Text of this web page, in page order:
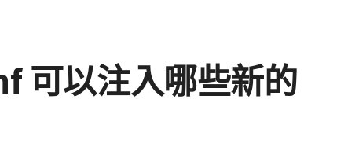
可以​注入​哪些​新​的​